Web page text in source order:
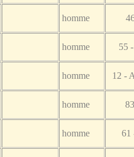
homme
homme 55
homme 12 -
homme
homme 61